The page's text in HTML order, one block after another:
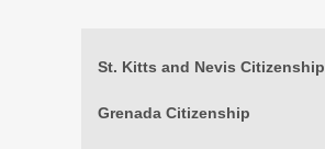
St. Kitts and Nevis Citizenship
Grenada Citizenship